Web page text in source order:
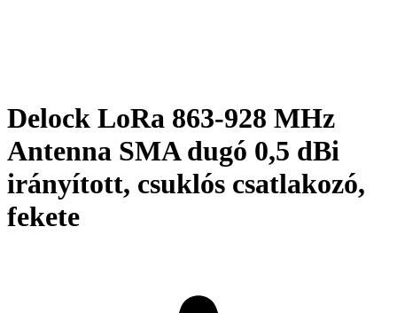
Delock LoRa 863-928 MHz
Antenna SMA dugó 0,5 dBi
irányított, csuklós csatlakozó,
fekete